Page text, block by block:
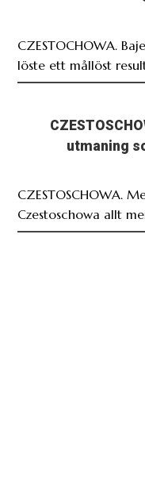
CZESTOCHOWA.
löste ett mållöst
utmaning
CZESTOSCHOWA.
Czestoschowa allt